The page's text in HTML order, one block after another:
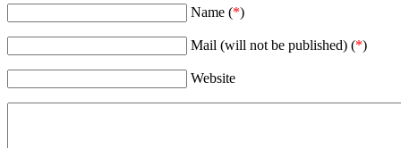
Name (*)
Mail (will not be published) (*)
Website